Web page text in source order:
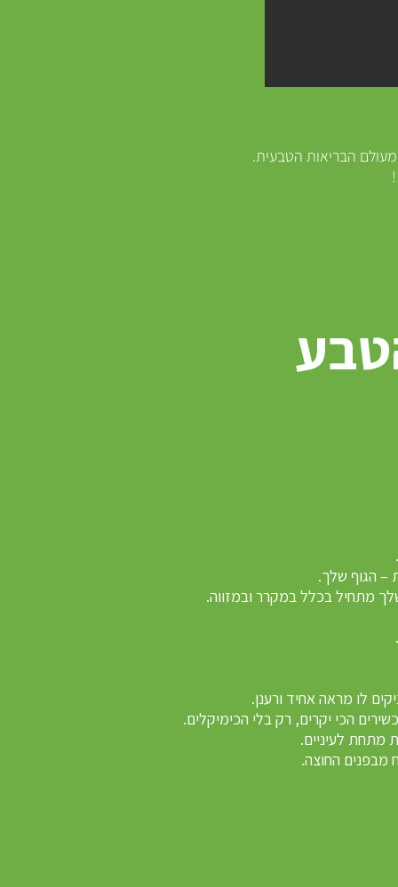
הבריאות הטבעית.
– הגוף שלך.
מתחיל בכלל במקרר ובמזווה.
הכי יקרים, רק בלי הכימיקלים.
מתחת לעיניים.
מבפנים החוצה.